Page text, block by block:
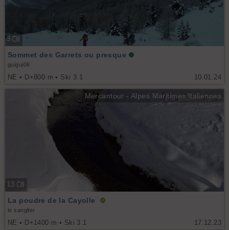
3
10.01.24
Sommet des Garrets ou presque
guigui06
NE • D+800 m • Ski 3.1
Mercantour - Alpes Maritimes Italiennes
13
17.12.23
La poudre de la Cayolle
le sanglier
NE • D+1400 m • Ski 3.1